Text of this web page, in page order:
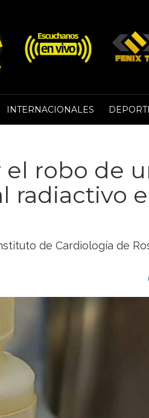
INTERNACIONALES
robo de
radiactivo
de Cardiología de